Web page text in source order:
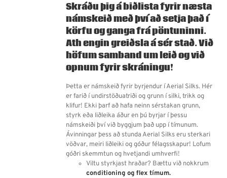
Skráðu þig á biðlista fyrir næsta
námskeið með því að setja það í
körfu og ganga frá pöntuninni.
Ath engin greiðsla á sér stað.Við
höfum samband um leið og við
opnum fyrir skráningu!
Þetta er námskeið fyrir byrjendur í Aerial Silks. Hér
er farið í undirstöðuatriði og grunn í silki, trikk og
klifur! Ekki þarf að hafa neinn sérstakan grunn,
styrk eða liðleika áður en þú byrjar í þessu
námskeiði því við byggjum það upp í tímunum.
Ávinningar þess að stunda Aerial Silks eru sterkari
vöðvar, meiri liðleiki og góður félagsskapur! Lofum
góðri skemmtun og hvetjandi umhverfi!
Viltu styrkjast hraðar? Bættu við nokkrum
conditioning og flex tímum.